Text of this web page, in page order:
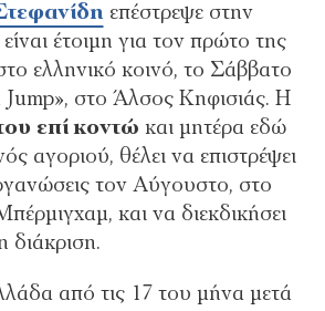
επέστρεψε στην
έτοιμη για τον πρώτο της
ελληνικό κοινό, το Σάββατο
στο Άλσος Κηφισιάς. Η
επί κοντώ και μητέρα εδώ
αγοριού, θέλει να επιστρέψει
τον Αύγουστο, στο
και να διεκδικήσει
διάκριση.
από τις 17 του μήνα μετά